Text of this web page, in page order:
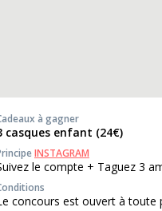
à gagner
casques enfant (24€)
INSTAGRAM
le compte + Taguez 3
concours est ouvert à toute